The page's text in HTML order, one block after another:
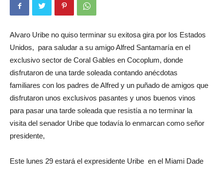
Alvaro Uribe no quiso terminar su exitosa gira por los Estados
Unidos, para saludar a su amigo Alfred Santamaría en el
exclusivo sector de Coral Gables en Cocoplum, donde
disfrutaron de una tarde soleada contando anécdotas
familiares con los padres de Alfred y un puñado de amigos que
disfrutaron unos exclusivos pasantes y unos buenos vinos
para pasar una tarde soleada que resistía a no terminar la
visita del senador Uribe que todavía lo enmarcan como señor
presidente,
Este lunes 29 estará el expresidente Uribe en el Miami Dade